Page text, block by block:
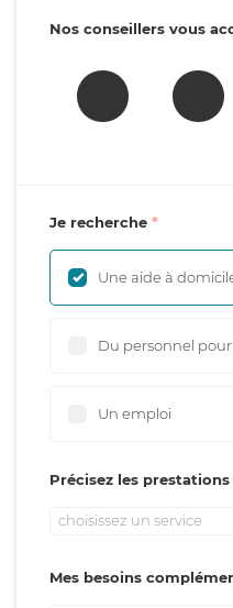
Nos conseillers vous
Je recherche
Une aide à
Du personnel
Un emploi
Précisez les
choisissez un service
Mes besoins